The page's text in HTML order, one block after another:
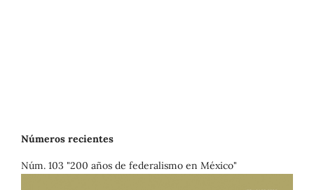
Números recientes
Núm. 103 "200 años de federalismo en México"